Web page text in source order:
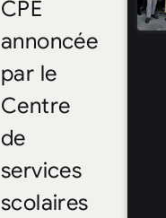
CPE
annoncée
par le
Centre
de
services
scolaires